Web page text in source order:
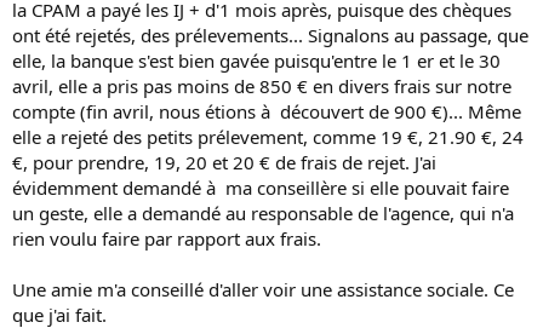
la CPAM a payé les IJ + d'1 mois après, puisque des chèques
ont été rejetés, des prélevements... Signalons au passage, que
elle, la banque s'est bien gavée puisqu'entre le 1 er et le 30
avril, elle a pris pas moins de 850 € en divers frais sur notre
compte (fin avril, nous étions à découvert de 900 €)... Même
elle a rejeté des petits prélevement, comme 19 €, 21.90 €, 24
€, pour prendre, 19, 20 et 20 € de frais de rejet. J'ai
évidemment demandé à ma conseillère si elle pouvait faire
un geste, elle a demandé au responsable de l'agence, qui n'a
rien voulu faire par rapport aux frais.
Une amie m'a conseillé d'aller voir une assistance sociale. Ce
que j'ai fait.